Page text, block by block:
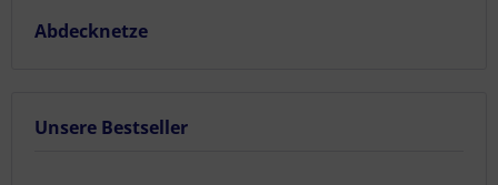
Abdecknetze
Unsere Bestseller